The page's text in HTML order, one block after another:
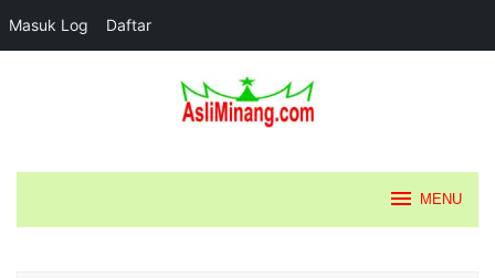
Masuk Log Daftar
MENU